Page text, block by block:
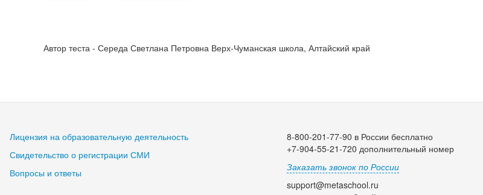
Автор теста - Середа Светлана Петровна Верх-Чуманская школа, Алтайский край
Лицензия на образовательную деятельность
Свидетельство о регистрации СМИ
Вопросы и ответы
8-800-201-77-90 в России бесплатно
+7-904-55-21-720 дополнительный номер
Заказать звонок по России
support@metaschool.ru